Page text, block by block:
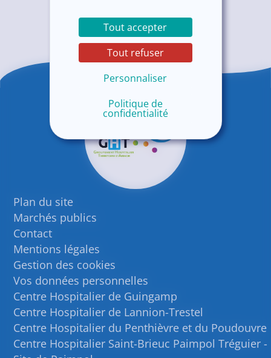
Plan du site
Marchés publics
Contact
Mentions légales
Gestion des cookies
Vos données personnelles
Centre Hospitalier de Guingamp
Centre Hospitalier de Lannion-Trestel
Centre Hospitalier du Penthièvre et du Poudouvre
Centre Hospitalier Saint-Brieuc Paimpol Tréguier -
Tout accepter
Tout refuser
Personnaliser
Politique de
confidentialité